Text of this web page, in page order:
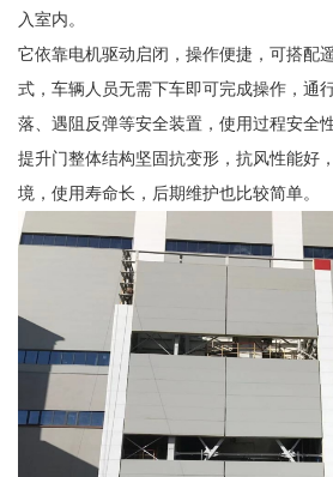
入室内。
它依靠电机驱动启闭，操作便捷，可搭配
式，车辆人员无需下车即可完成操作，通
落、遇阻反弹等安全装置，使用过程安全
提升门整体结构坚固抗变形，抗风性能好
境，使用寿命长，后期维护也比较简单。